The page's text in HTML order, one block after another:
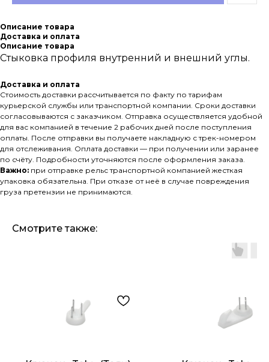
Описание товара
Доставка и оплата
Описание товара
Стыковка профиля внутренний и внешний углы.
Доставка и оплата
Стоимость доставки рассчитывается по факту по тарифам
курьерской службы или транспортной компании. Сроки доставки
согласовываются с заказчиком. Отправка осуществляется удобной
для вас компанией в течение 2 рабочих дней после поступления
оплаты. После отправки вы получаете накладную с трек-номером
для отслеживания. Оплата доставки — при получении или заранее
по счёту. Подробности уточняются после оформления заказа.
Важно: при отправке рельс транспортной компанией жесткая
упаковка обязательна. При отказе от неё в случае повреждения
груза претензии не принимаются.
Смотрите также: